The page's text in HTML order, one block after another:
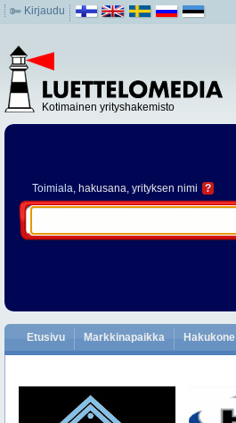
Kirjaudu
Kotimainen yrityshakemisto
Toimiala, hakusana, yrityksen nimi ?
Etusivu Markkinapaikka Hakukone